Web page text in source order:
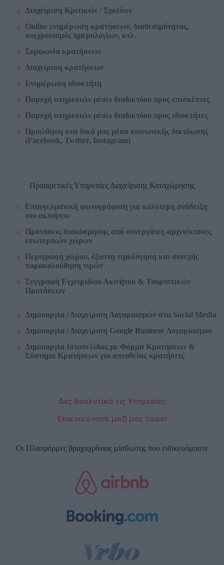
Διαχείριση Κριτικών / Σχολίων
Online ενημέρωση κρατήσεων, διαθεσιμότητας,
συγχρονισμός ημερολογίων, κτλ.
Συμφωνία κρατήσεων
Διαχείριση κρατήσεων
Ενημέρωση ιδιοκτήτη
Παροχή υπηρεσιών μέσω διαδικτύου προς επισκέπτες
Παροχή υπηρεσιών μέσω διαδικτύου προς ιδιοκτήτες
Προώθηση στα δικά μας μέσα κοινωνικής δικτύωσης
(Facebook, Twitter, Instagram)
Προαιρετικές Υπηρεσίες Διαχείρισης Καταχώρησης
Επαγγελματική φωτογράφιση για καλύτερη ανάδειξη
του ακινήτου
Προτάσεις διακόσμησης από συνεργάτες-αρχιτέκτονες
εσωτερικών χώρων
Περιγραφή χώρου, έξυπνη τιμολόγηση και συνεχής
παρακολούθηση τιμών
Συγγραφή Εγχειριδίου Ακινήτου & Τουριστικών
Προτάσεων
Δημιουργία / Διαχείριση Λογαριασμών στα Social Media
Δημιουργία / Διαχείριση Google Business Λογαριασμού
Δημιουργία Ιστοσελίδας με Φόρμα Κρατήσεων &
Σύστημα Κρατήσεων για απευθείας κρατήσεις
Δες Αναλυτικά τις Υπηρεσίες
Επικοινώνησε μαζί μας τώρα!
Οι Πλατφόρμες βραχυχρόνιας μίσθωσης που ειδικευόμαστε